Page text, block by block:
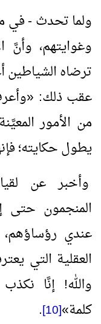
ولما تحدث - في
وغوايتهم، وأنَّ
ترضاه
عقب ذلك: «
من الأمور
يطول حكايته؛
وأخبر عن
المنجمون
عندي رؤساؤهم،
العقلية التي
والله! إنَّا
كلمة»
[10]
.